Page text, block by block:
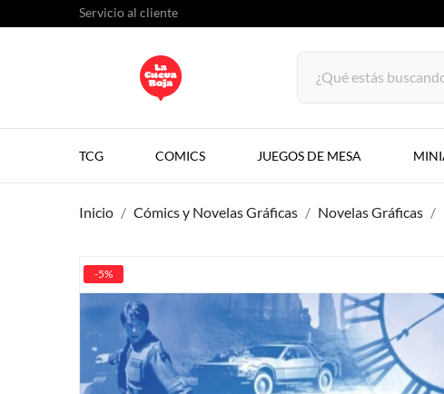
Servicio al cliente
TCG COMICS JUEGOS DE MESA
Inicio Cómics y Novelas Gráficas Novelas Gráficas
-5%